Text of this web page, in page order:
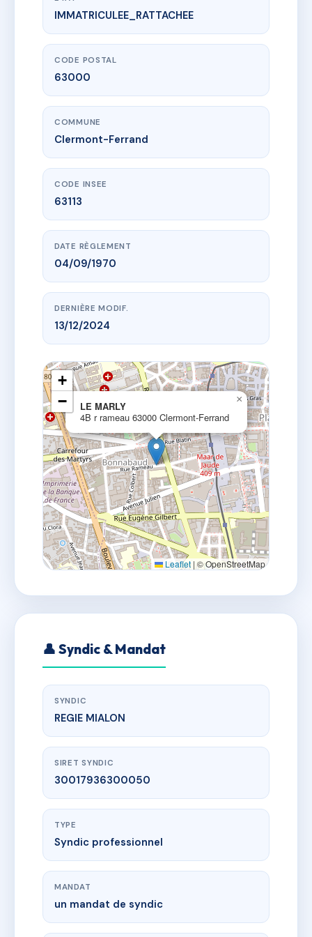
www.vme.plus/AC6484109
LE MARLY
4B r rameau63000 Clermont-Ferrand
IMMATRICULEE_RATTACHEE
CODE POSTAL
63000
COMMUNE
Clermont-Ferrand
CODE INSEE
63113
DATE RÈGLEMENT
04/09/1970
DERNIÈRE MODIF.
13/12/2024
LE MARLY
4B r rameau 63000 Clermont-Ferrand
×
+
−
Leaflet | © OpenStreetMap
👤 Syndic & Mandat
SYNDIC
REGIE MIALON
SIRET SYNDIC
30017936300050
TYPE
Syndic professionnel
MANDAT
un mandat de syndic